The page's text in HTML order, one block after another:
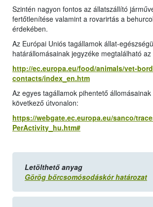
Szintén nagyon fontos az állatszállító
fertőtlenítése valamint a rovarirtás a
érdekében.
Az Európai Uniós tagállamok állat-
határállomásainak jegyzéke megtalálható
http://ec.europa.eu/food/animals/vet-
contacts/index_en.htm
Az egyes tagállamok pihentető
következő útvonalon:
https://webgate.ec.europa.eu/sanco/
PerActivity_hu.htm#
Letölthető anyag
Görög bőrcsomósodáskór határozat